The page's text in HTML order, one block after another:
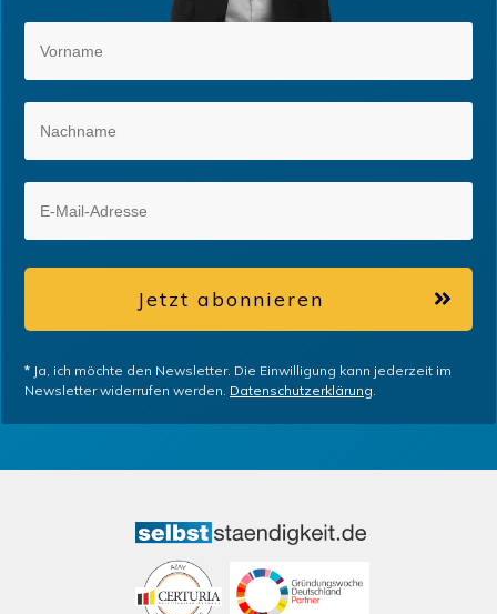
Jetzt abonnieren
* Ja, ich möchte den Newsletter. Die Einwilligung kann jederzeit im
Newsletter widerrufen werden. Datenschutzerklärung